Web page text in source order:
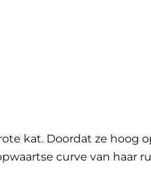
kat. Doordat ze hoog
curve van haar